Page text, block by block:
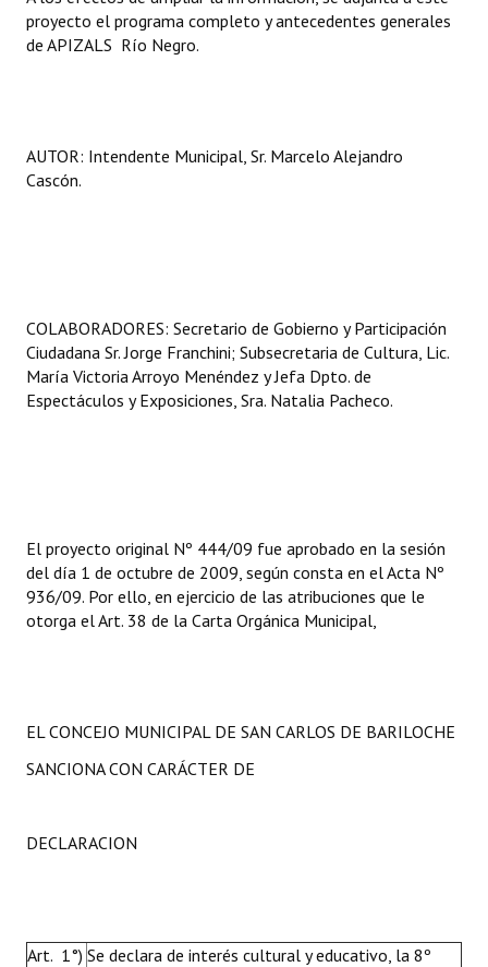
Huéspedes de Honor - Registro
Bariloche, Municipio intercultural
proyecto el programa completo y antecedentes generales
de APIZALS  Río Negro.
AUTOR: Intendente Municipal, Sr. Marcelo Alejandro
Cascón.
COLABORADORES: Secretario de Gobierno y Participación
Ciudadana Sr. Jorge Franchini; Subsecretaria de Cultura, Lic.
María Victoria Arroyo Menéndez y Jefa Dpto. de
Espectáculos y Exposiciones, Sra. Natalia Pacheco.
El proyecto original Nº 444/09 fue aprobado en la sesión
del día 1 de octubre de 2009, según consta en el Acta Nº
936/09. Por ello, en ejercicio de las atribuciones que le
otorga el Art. 38 de la Carta Orgánica Municipal,
EL CONCEJO MUNICIPAL DE SAN CARLOS DE BARILOCHE
SANCIONA CON CARÁCTER DE
DECLARACION
Art. 1°) Se declara de interés cultural y educativo, la 8º